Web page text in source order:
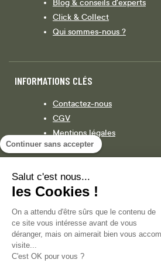
Continuer sans accepter
Salut c'est nous...
les Cookies !
On a attendu d'être sûrs que le contenu de
ce site vous intéresse avant de vous
déranger, mais on aimerait bien vous
visite...
C'est OK pour vous ?
Click & Collect
Qui sommes-nous ?
INFORMATIONS CLÉS
Contactez-nous
CGV
Mentions légales
Législation
Facebook
COPYRIGHT © 2013-AUJOURD'HUI MAGENTO,